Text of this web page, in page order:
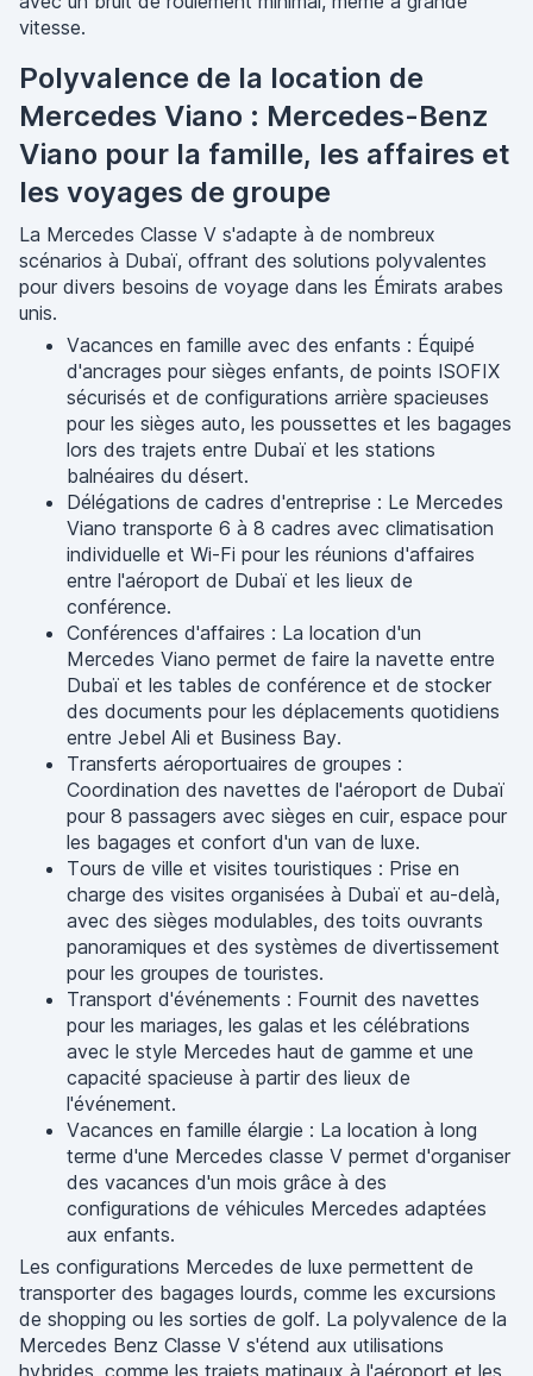
vitesse.
Polyvalence de la location de
Mercedes Viano : Mercedes-Benz
Viano pour la famille, les affaires et
les voyages de groupe
La Mercedes Classe V s'adapte à de nombreux
scénarios à Dubaï, offrant des solutions polyvalentes
pour divers besoins de voyage dans les Émirats arabes
unis.
Vacances en famille avec des enfants : Équipé
d'ancrages pour sièges enfants, de points ISOFIX
sécurisés et de configurations arrière spacieuses
pour les sièges auto, les poussettes et les bagages
lors des trajets entre Dubaï et les stations
balnéaires du désert.
Délégations de cadres d'entreprise : Le Mercedes
Viano transporte 6 à 8 cadres avec climatisation
individuelle et Wi-Fi pour les réunions d'affaires
entre l'aéroport de Dubaï et les lieux de
conférence.
Conférences d'affaires : La location d'un
Mercedes Viano permet de faire la navette entre
Dubaï et les tables de conférence et de stocker
des documents pour les déplacements quotidiens
entre Jebel Ali et Business Bay.
Transferts aéroportuaires de groupes :
Coordination des navettes de l'aéroport de Dubaï
pour 8 passagers avec sièges en cuir, espace pour
les bagages et confort d'un van de luxe.
Tours de ville et visites touristiques : Prise en
charge des visites organisées à Dubaï et au-delà,
avec des sièges modulables, des toits ouvrants
panoramiques et des systèmes de divertissement
pour les groupes de touristes.
Transport d'événements : Fournit des navettes
pour les mariages, les galas et les célébrations
avec le style Mercedes haut de gamme et une
capacité spacieuse à partir des lieux de
l'événement.
Vacances en famille élargie : La location à long
terme d'une Mercedes classe V permet d'organiser
des vacances d'un mois grâce à des
configurations de véhicules Mercedes adaptées
aux enfants.
Les configurations Mercedes de luxe permettent de
transporter des bagages lourds, comme les excursions
de shopping ou les sorties de golf. La polyvalence de la
Mercedes Benz Classe V s'étend aux utilisations
hybrides, comme les trajets matinaux à l'aéroport et les